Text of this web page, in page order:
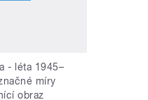
- léta 1945–
míry
obraz